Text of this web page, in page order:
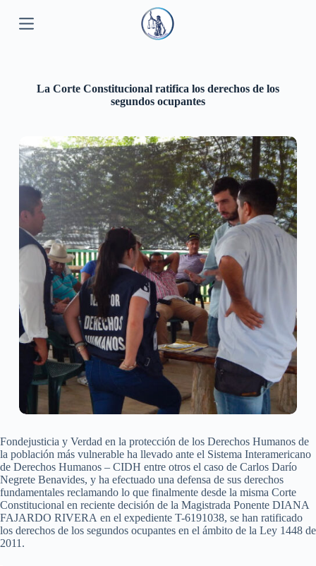
n
o
La Corte Constitucional ratifica los derechos de los
segundos ocupantes
Fondejusticia y Verdad en la protección de los Derechos Humanos de
la población más vulnerable ha llevado ante el Sistema Interamericano
de Derechos Humanos – CIDH entre otros el caso de Carlos Darío
Negrete Benavides, y ha efectuado una defensa de sus derechos
fundamentales reclamando lo que finalmente desde la misma Corte
Constitucional en reciente decisión de la Magistrada Ponente DIANA
FAJARDO RIVERA en el expediente T-6191038, se han ratificado
los derechos de los segundos ocupantes en el ámbito de la Ley 1448 de
2011.